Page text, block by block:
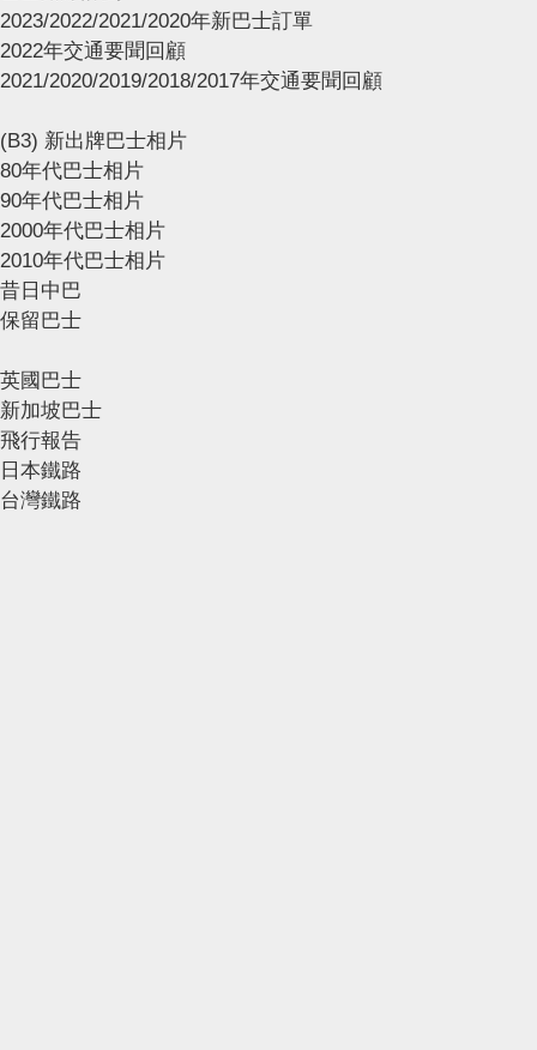
2023/2022/2021/2020年新巴士訂單
2022年交通要聞回顧
2021/2020/2019/2018/2017年交通要聞回顧
(B3) 新出牌巴士相片
80年代巴士相片
90年代巴士相片
2000年代巴士相片
2010年代巴士相片
昔日中巴
保留巴士
英國巴士
新加坡巴士
飛行報告
日本鐵路
台灣鐵路